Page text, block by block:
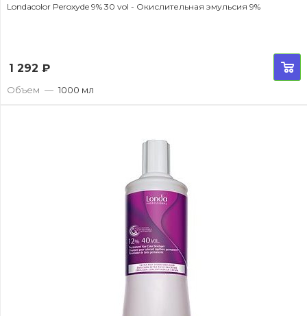
Londacolor Peroxyde 9% 30 vol - Окислительная эмульсия 9%
1 292 ₽
Объем — 1000 мл